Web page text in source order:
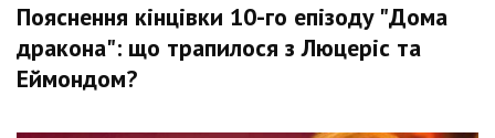
Пояснення кінцівки 10-го епізоду "Дома
дракона": що трапилося з Люцеріс та
Еймондом?